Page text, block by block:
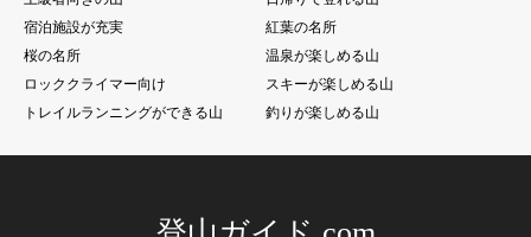
宿泊施設が充実
紅葉の名所
桜の名所
温泉が楽しめる山
ロッククライマー向け
スキーが楽しめる山
トレイルランニングができる山
釣りが楽しめる山